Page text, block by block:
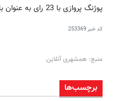
پوژنگ پروازی با 23 رای به عنوان بازرس علی البدل خانه موسیقی انتخاب شود.
کد خبر253369
منبع: همشهری آنلاین
برچسب‌ها